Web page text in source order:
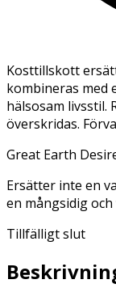
Kosttillskott
kombineras med
hälsosam livsstil.
överskridas.
Great Earth
Ersätter inte en
en mångsidig
Tillfälligt slut